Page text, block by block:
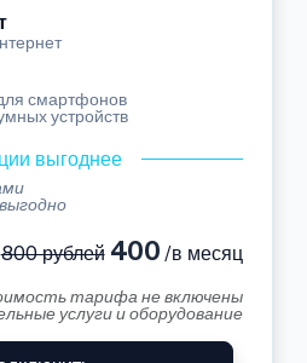
смартфонов
устройств
выгоднее
800 рублей400 /в месяц
тарифа не включены
услуги и оборудование